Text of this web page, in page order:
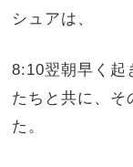
シュアは、
8:10翌朝早く起
たちと共に、そ
た。